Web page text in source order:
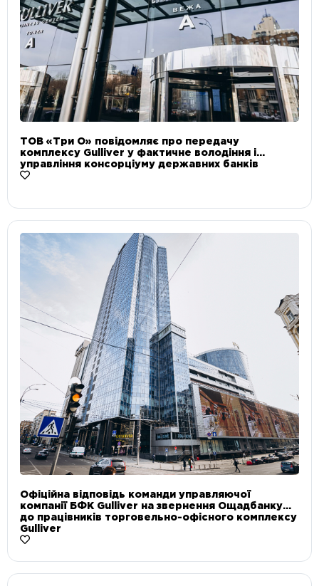
ТОВ «Три О» повідомляє про передачу
комплексу Gulliver у фактичне володіння і
управління консорціуму державних банків
Офіційна відповідь команди управляючої
компанії БФК Gulliver на звернення Ощадбанку
до працівників торговельно-офісного комплексу
Gulliver